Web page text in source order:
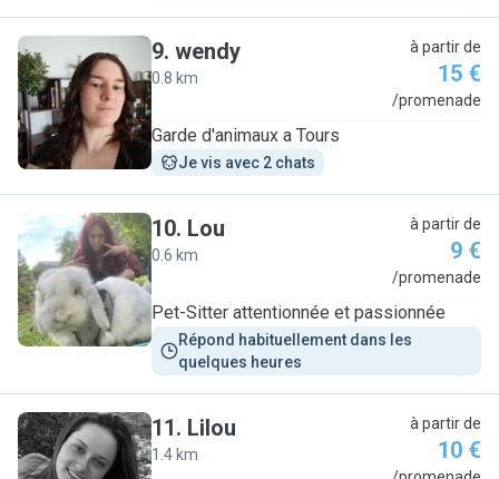
W
9. wendy
0.8 km
à partir de
15 €
/promenade
Garde d'animaux a Tours
Je vis avec 2 chats
L
10. Lou
0.6 km
à partir de
9 €
/promenade
Pet-Sitter attentionnée et passionnée
Répond habituellement dans les
quelques heures
11. Lilou
1.4 km
à partir de
10 €